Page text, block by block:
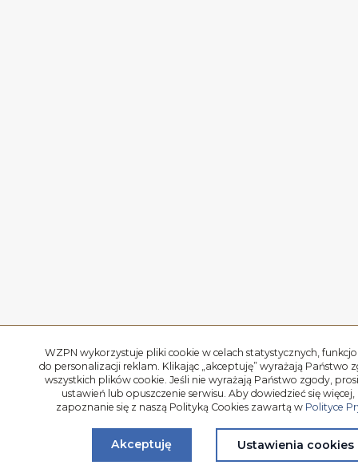
WZPN wykorzystuje pliki cookie w celach statystycznych,
do personalizacji reklam. Klikając „akceptuję” wyrażają Państwo
wszystkich plików cookie. Jeśli nie wyrażają Państwo zgody,
ustawień lub opuszczenie serwisu. Aby dowiedzieć się
zapoznanie się z naszą Polityką Cookies zawartą w Polityce
Akceptuję Ustawienia cookies